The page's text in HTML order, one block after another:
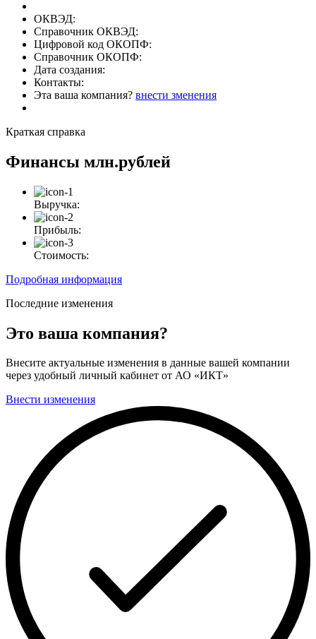
ОКВЭД:
Справочник ОКВЭД:
Цифровой код ОКОПФ:
Справочник ОКОПФ:
Дата создания:
Контакты:
Эта ваша компания? внести зменения
Краткая справка
Финансы млн.рублей
Выручка:
Прибыль:
Стоимость:
Подробная информация
Последние изменения
Это ваша компания?
Внесите актуальные изменения в данные вашей компании
через удобный личный кабинет от АО «ИКТ»
Внести изменения